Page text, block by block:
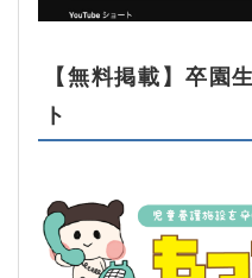
【無料掲載】卒
ト